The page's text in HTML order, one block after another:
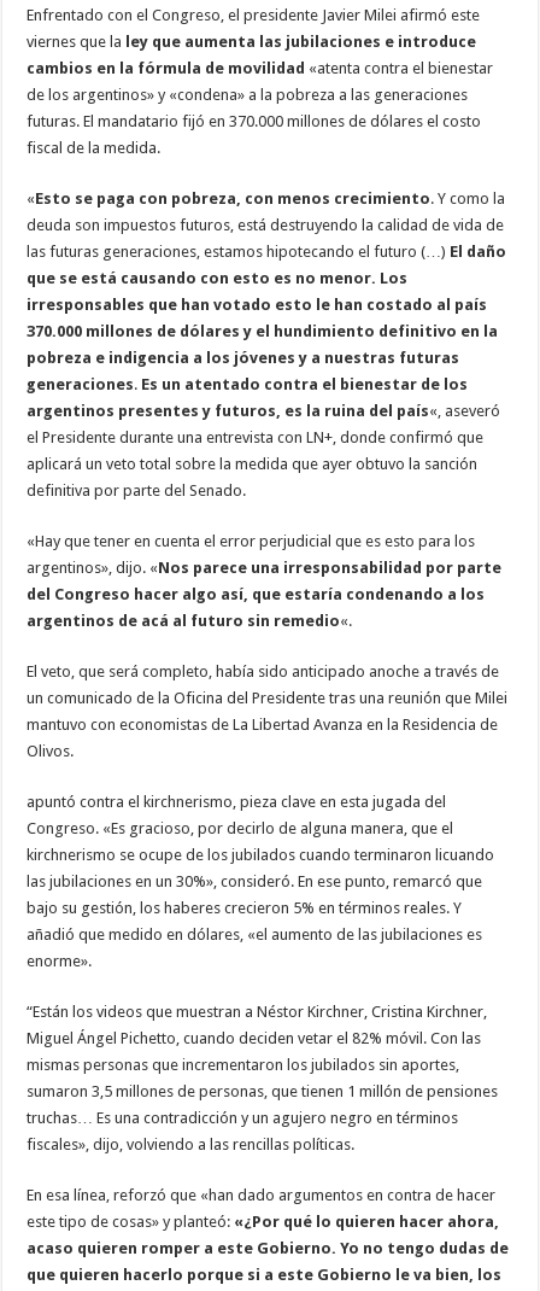
Enfrentado con el Congreso, el presidente Javier Milei afirmó este
viernes que la ley que aumenta las jubilaciones e introduce
cambios en la fórmula de movilidad «atenta contra el bienestar
de los argentinos» y «condena» a la pobreza a las generaciones
futuras. El mandatario fijó en 370.000 millones de dólares el costo
fiscal de la medida.
«Esto se paga con pobreza, con menos crecimiento. Y como la
deuda son impuestos futuros, está destruyendo la calidad de vida de
las futuras generaciones, estamos hipotecando el futuro (…) El daño
que se está causando con esto es no menor. Los
irresponsables que han votado esto le han costado al país
370.000 millones de dólares y el hundimiento definitivo en la
pobreza e indigencia a los jóvenes y a nuestras futuras
generaciones. Es un atentado contra el bienestar de los
argentinos presentes y futuros, es la ruina del país«, aseveró
el Presidente durante una entrevista con LN+, donde confirmó que
aplicará un veto total sobre la medida que ayer obtuvo la sanción
definitiva por parte del Senado.
«Hay que tener en cuenta el error perjudicial que es esto para los
argentinos», dijo. «Nos parece una irresponsabilidad por parte
del Congreso hacer algo así, que estaría condenando a los
argentinos de acá al futuro sin remedio«.
El veto, que será completo, había sido anticipado anoche a través de
un comunicado de la Oficina del Presidente tras una reunión que Milei
mantuvo con economistas de La Libertad Avanza en la Residencia de
Olivos.
apuntó contra el kirchnerismo, pieza clave en esta jugada del
Congreso. «Es gracioso, por decirlo de alguna manera, que el
kirchnerismo se ocupe de los jubilados cuando terminaron licuando
las jubilaciones en un 30%», consideró. En ese punto, remarcó que
bajo su gestión, los haberes crecieron 5% en términos reales. Y
añadió que medido en dólares, «el aumento de las jubilaciones es
enorme».
“Están los videos que muestran a Néstor Kirchner, Cristina Kirchner,
Miguel Ángel Pichetto, cuando deciden vetar el 82% móvil. Con las
mismas personas que incrementaron los jubilados sin aportes,
sumaron 3,5 millones de personas, que tienen 1 millón de pensiones
truchas… Es una contradicción y un agujero negro en términos
fiscales», dijo, volviendo a las rencillas políticas.
En esa línea, reforzó que «han dado argumentos en contra de hacer
este tipo de cosas» y planteó: «¿Por qué lo quieren hacer ahora,
acaso quieren romper a este Gobierno. Yo no tengo dudas de
que quieren hacerlo porque si a este Gobierno le va bien, los